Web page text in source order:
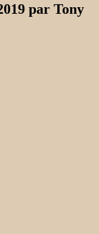
par Tony